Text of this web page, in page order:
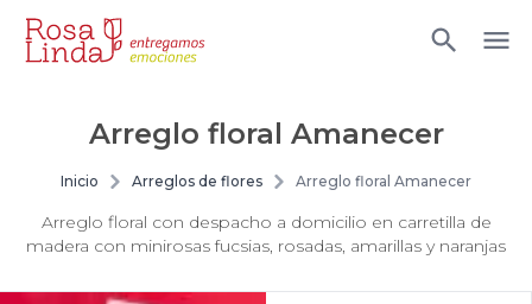
Arreglo floral Amanecer
Inicio Arreglos de flores Arreglo floral Amanecer
Arreglo floral con despacho a domicilio en carretilla de
madera con minirosas fucsias, rosadas, amarillas y naranjas